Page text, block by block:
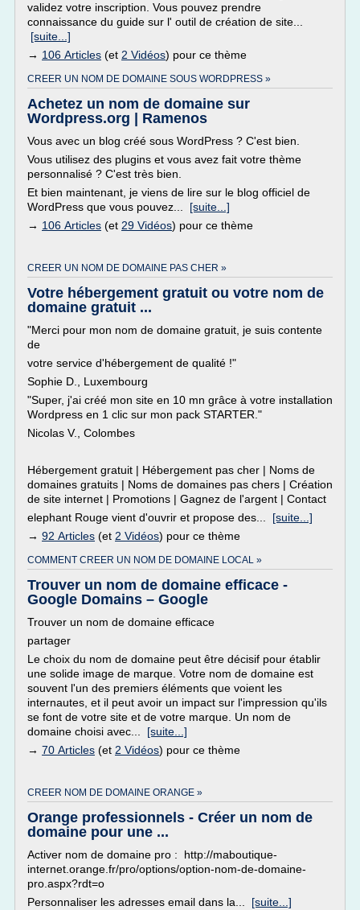
validez votre inscription. Vous pouvez prendre
connaissance du guide sur l' outil de création de site...
[suite...]
→ 106 Articles (et 2 Vidéos) pour ce thème
CREER UN NOM DE DOMAINE SOUS WORDPRESS »
Achetez un nom de domaine sur
Wordpress.org | Ramenos
Vous avec un blog créé sous WordPress ? C'est bien.
Vous utilisez des plugins et vous avez fait votre thème
personnalisé ? C'est très bien.
Et bien maintenant, je viens de lire sur le blog officiel de
WordPress que vous pouvez... [suite...]
→ 106 Articles (et 29 Vidéos) pour ce thème
CREER UN NOM DE DOMAINE PAS CHER »
Votre hébergement gratuit ou votre nom de
domaine gratuit ...
"Merci pour mon nom de domaine gratuit, je suis contente
de
votre service d'hébergement de qualité !"
Sophie D., Luxembourg
"Super, j'ai créé mon site en 10 mn grâce à votre installation
Wordpress en 1 clic sur mon pack STARTER."
Nicolas V., Colombes
Hébergement gratuit | Hébergement pas cher | Noms de
domaines gratuits | Noms de domaines pas chers | Création
de site internet | Promotions | Gagnez de l'argent | Contact
elephant Rouge vient d'ouvrir et propose des... [suite...]
→ 92 Articles (et 2 Vidéos) pour ce thème
COMMENT CREER UN NOM DE DOMAINE LOCAL »
Trouver un nom de domaine efficace -
Google Domains – Google
Trouver un nom de domaine efficace
partager
Le choix du nom de domaine peut être décisif pour établir
une solide image de marque. Votre nom de domaine est
souvent l'un des premiers éléments que voient les
internautes, et il peut avoir un impact sur l'impression qu'ils
se font de votre site et de votre marque. Un nom de
domaine choisi avec... [suite...]
→ 70 Articles (et 2 Vidéos) pour ce thème
CREER NOM DE DOMAINE ORANGE »
Orange professionnels - Créer un nom de
domaine pour une ...
Activer nom de domaine pro : http://maboutique-
internet.orange.fr/pro/options/option-nom-de-domaine-
pro.aspx?rdt=o
Personnaliser les adresses email dans la... [suite...]